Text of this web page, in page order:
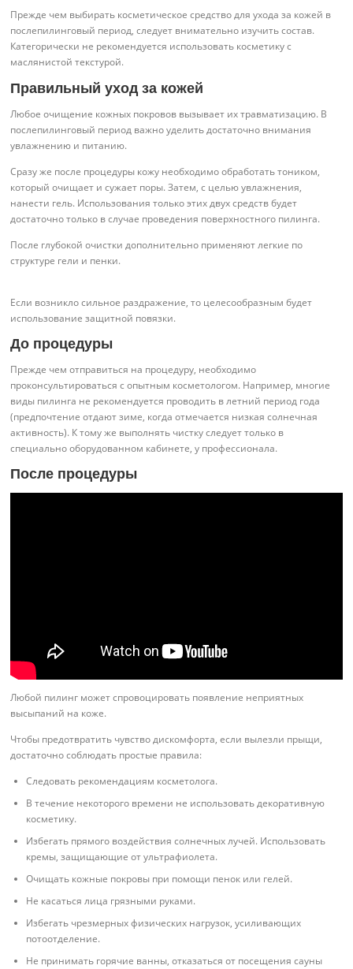
Прежде чем выбирать косметическое средство для ухода за кожей в
послепилинговый период, следует внимательно изучить состав.
Категорически не рекомендуется использовать косметику с
маслянистой текстурой.
Правильный уход за кожей
Любое очищение кожных покровов вызывает их травматизацию. В
послепилинговый период важно уделить достаточно внимания
увлажнению и питанию.
Сразу же после процедуры кожу необходимо обработать тоником,
который очищает и сужает поры. Затем, с целью увлажнения,
нанести гель. Использования только этих двух средств будет
достаточно только в случае проведения поверхностного пилинга.
После глубокой очистки дополнительно применяют легкие по
структуре гели и пенки.
Если возникло сильное раздражение, то целесообразным будет
использование защитной повязки.
До процедуры
Прежде чем отправиться на процедуру, необходимо
проконсультироваться с опытным косметологом. Например, многие
виды пилинга не рекомендуется проводить в летний период года
(предпочтение отдают зиме, когда отмечается низкая солнечная
активность). К тому же выполнять чистку следует только в
специально оборудованном кабинете, у профессионала.
После процедуры
Любой пилинг может спровоцировать появление неприятных
высыпаний на коже.
Чтобы предотвратить чувство дискомфорта, если вылезли прыщи,
достаточно соблюдать простые правила:
Следовать рекомендациям косметолога.
В течение некоторого времени не использовать декоративную
косметику.
Избегать прямого воздействия солнечных лучей. Использовать
кремы, защищающие от ультрафиолета.
Очищать кожные покровы при помощи пенок или гелей.
Не касаться лица грязными руками.
Избегать чрезмерных физических нагрузок, усиливающих
потоотделение.
Не принимать горячие ванны, отказаться от посещения сауны